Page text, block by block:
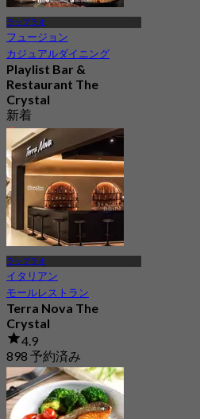
ラップラオ
フュージョン
カジュアルダイニング
Playlist Bar &
Restaurant The
Crystal
新着
4.9
から฿ 496.66
ラップラオ
イタリアン
モールレストラン
Terra Nova The
Crystal
4.9
898 予約済み
から฿ 425